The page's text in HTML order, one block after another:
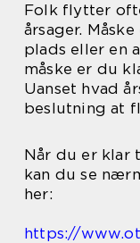
Folk flytter
årsager.
plads eller en
måske er du
Uanset hvad
beslutning at
Når du er klar
kan du se
her:
https://